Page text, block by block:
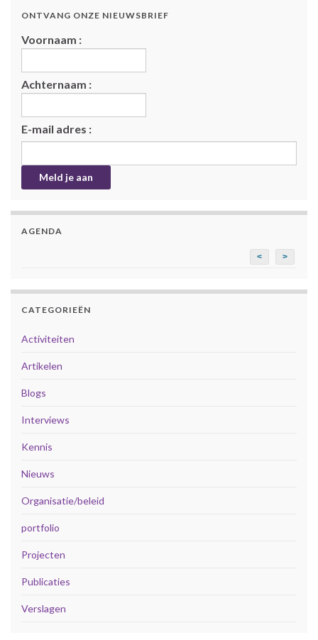
ONTVANG ONZE NIEUWSBRIEF
Voornaam :
Achternaam :
E-mail adres :
AGENDA
< >
CATEGORIEËN
Activiteiten
Artikelen
Blogs
Interviews
Kennis
Nieuws
Organisatie/beleid
portfolio
Projecten
Publicaties
Verslagen